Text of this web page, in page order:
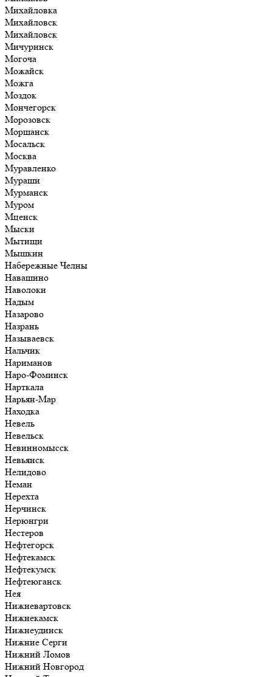
Михайловка
Михайловск
Михайловск
Мичуринск
Могоча
Можайск
Можга
Моздок
Мончегорск
Морозовск
Моршанск
Мосальск
Москва
Муравленко
Мураши
Мурманск
Муром
Мценск
Мыски
Мытищи
Мышкин
Набережные Челны
Навашино
Наволоки
Надым
Назарово
Назрань
Называевск
Нальчик
Нариманов
Наро-Фоминск
Нарткала
Нарьян-Мар
Находка
Невель
Невельск
Невинномысск
Невьянск
Нелидово
Неман
Нерехта
Нерчинск
Нерюнгри
Нестеров
Нефтегорск
Нефтекамск
Нефтекумск
Нефтеюганск
Нея
Нижневартовск
Нижнекамск
Нижнеудинск
Нижние Серги
Нижний Ломов
Нижний Новгород